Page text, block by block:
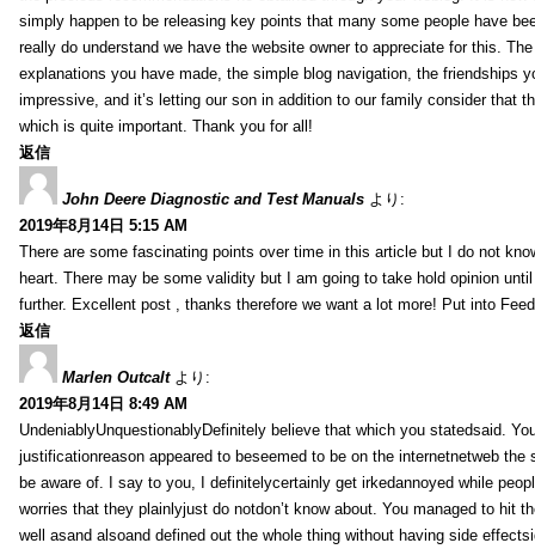
simply happen to be releasing key points that many some people have
really do understand we have the website owner to appreciate for this.
explanations you have made, the simple blog navigation, the friendships
impressive, and it’s letting our son in addition to our family consider that
which is quite important. Thank you for all!
返信
John Deere Diagnostic and Test Manuals より:
2019年8月14日 5:15 AM
There are some fascinating points over time in this article but I do not
heart. There may be some validity but I am going to take hold opinion
further. Excellent post , thanks therefore we want a lot more! Put into
返信
Marlen Outcalt より:
2019年8月14日 8:49 AM
UndeniablyUnquestionablyDefinitely believe that which you statedsaid.
justificationreason appeared to beseemed to be on the internetnetweb
be aware of. I say to you, I definitelycertainly get irkedannoyed while
worries that they plainlyjust do notdon’t know about. You managed to hit
well asand alsoand defined out the whole thing without having side